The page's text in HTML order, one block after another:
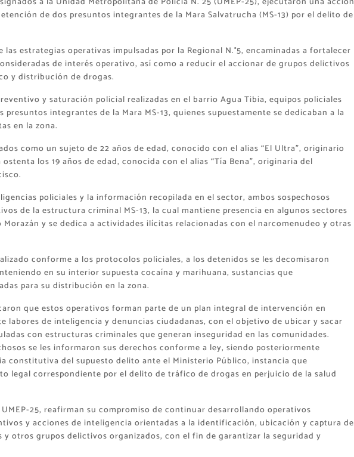
de dos presuntos integrantes de la Mara Salvatrucha (MS-13) por el delito de
estrategias operativas impulsadas por la Regional N.°5, encaminadas a fortalecer
de interés operativo, así como a reducir el accionar de grupos delictivos
y distribución de drogas.
y saturación policial realizadas en el barrio Agua Tibia, equipos policiales
integrantes de la Mara MS-13, quienes supuestamente se dedicaban a la
en la zona.
como un sujeto de 22 años de edad, conocido con el alias “El Ultra”, originario
los 19 años de edad, conocida con el alias “Tía Bena”, originaria del
policiales y la información recopilada en el sector, ambos sospechosos
de la estructura criminal MS-13, la cual mantiene presencia en algunos sectores
y se dedica a actividades ilícitas relacionadas con el narcomenudeo y otras
conforme a los protocolos policiales, a los detenidos se les decomisaron
en su interior supuesta cocaína y marihuana, sustancias que
para su distribución en la zona.
que estos operativos forman parte de un plan integral de intervención en
labores de inteligencia y denuncias ciudadanas, con el objetivo de ubicar y sacar
con estructuras criminales que generan inseguridad en las comunidades.
se les informaron sus derechos conforme a ley, siendo posteriormente
constitutiva del supuesto delito ante el Ministerio Público, instancia que
legal correspondiente por el delito de tráfico de drogas en perjuicio de la salud
UMEP-25, reafirman su compromiso de continuar desarrollando operativos
y acciones de inteligencia orientadas a la identificación, ubicación y captura de
y otros grupos delictivos organizados, con el fin de garantizar la seguridad y